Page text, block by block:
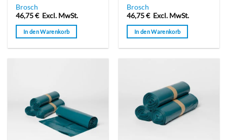
Bewertet
mit
0
von
5
Brosch
46,75€ Excl. MwSt.
In den Warenkorb
Bewertet
mit
0
von
5
Brosch
46,75€ Excl. MwSt.
In den Warenkorb